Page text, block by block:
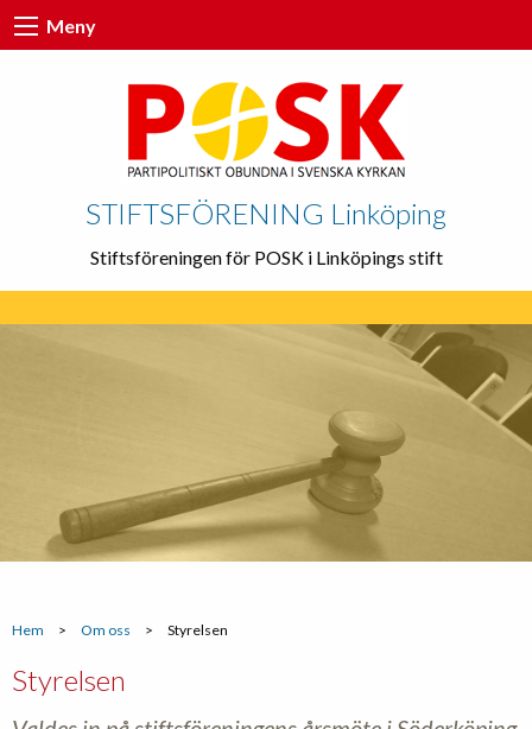
Meny
STIFTSFÖRENING Linköping
Stiftsföreningen för POSK i Linköpings stift
Hem > Om oss > Styrelsen
Styrelsen